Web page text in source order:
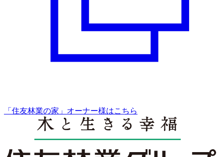
「住友林業の家」オーナー様はこちら